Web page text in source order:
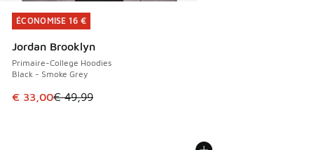
ÉCONOMISE 16 €
Jordan Brooklyn
Primaire-College Hoodies
Black - Smoke Grey
Cet article est en promotion. Prix en baisse de € 49,99 à
€ 33,00€ 49,99
ÉCONOMISE 16 €